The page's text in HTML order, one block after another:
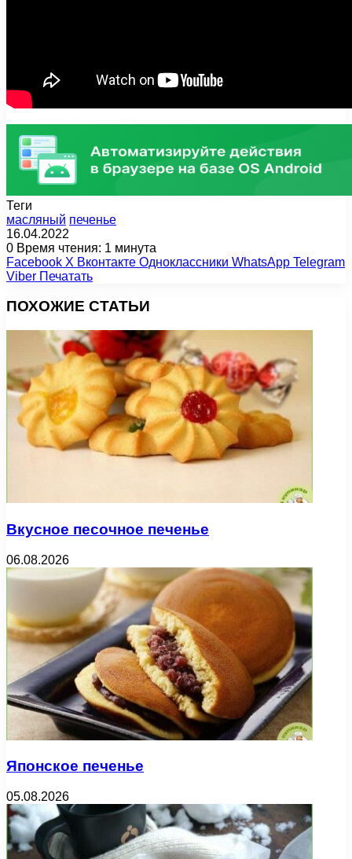
Теги
масляный печенье
16.04.2022
0 Время чтения: 1 минута
Facebook X Вконтакте Одноклассники WhatsApp Telegram
Viber Печатать
ПОХОЖИЕ СТАТЬИ
Вкусное песочное печенье
06.08.2026
Японское печенье
05.08.2026